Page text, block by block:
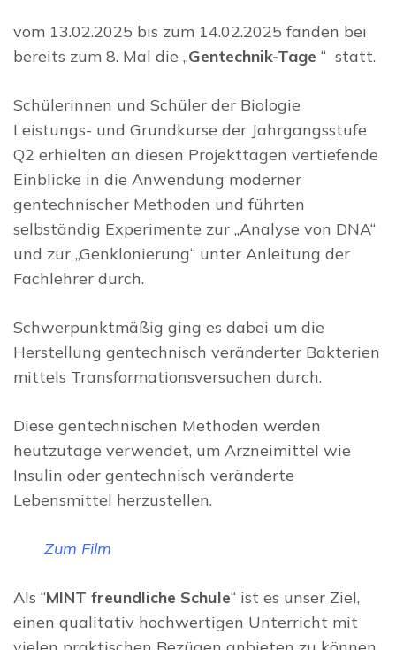
vom 13.02.2025 bis zum 14.02.2025 fanden bei
bereits zum 8. Mal die „Gentechnik-Tage “ statt.
Schülerinnen und Schüler der Biologie
Leistungs- und Grundkurse der Jahrgangsstufe
Q2 erhielten an diesen Projekttagen vertiefende
Einblicke in die Anwendung moderner
gentechnischer Methoden und führten
selbständig Experimente zur „Analyse von DNA“
und zur „Genklonierung“ unter Anleitung der
Fachlehrer durch.
Schwerpunktmäßig ging es dabei um die
Herstellung gentechnisch veränderter Bakterien
mittels Transformationsversuchen durch.
Diese gentechnischen Methoden werden
heutzutage verwendet, um Arzneimittel wie
Insulin oder gentechnisch veränderte
Lebensmittel herzustellen.
Zum Film
Als “MINT freundliche Schule“ ist es unser Ziel,
einen qualitativ hochwertigen Unterricht mit